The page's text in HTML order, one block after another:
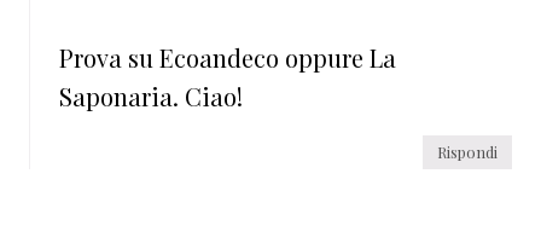
Prova su Ecoandeco oppure La
Saponaria. Ciao!
Rispondi